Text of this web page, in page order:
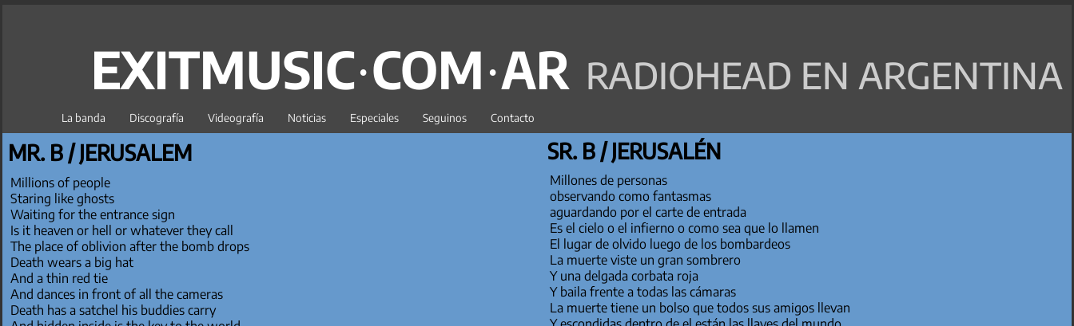
EXITMUSIC·COM·AR RADIOHEAD EN ARGENTINA
La banda Discografía Videografía Noticias Especiales Seguinos Contacto
MR. B / JERUSALEM
Millions of people
Staring like ghosts
Waiting for the entrance sign
Is it heaven or hell or whatever they call
The place of oblivion after the bomb drops
Death wears a big hat
And a thin red tie
And dances in front of all the cameras
Death has a satchel his buddies carry
SR. B / JERUSALÉN
Millones de personas
observando como fantasmas
aguardando por el carte de entrada
Es el cielo o el infierno o como sea que lo llamen
El lugar de olvido luego de los bombardeos
La muerte viste un gran sombrero
Y una delgada corbata roja
Y baila frente a todas las cámaras
La muerte tiene un bolso que todos sus amigos llevan